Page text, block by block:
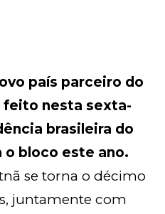
país parceiro do
feito nesta sexta-
brasileira do
o bloco este ano.
se torna o décimo
juntamente com